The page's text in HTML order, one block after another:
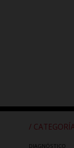
/
DIAGNÓSTICO